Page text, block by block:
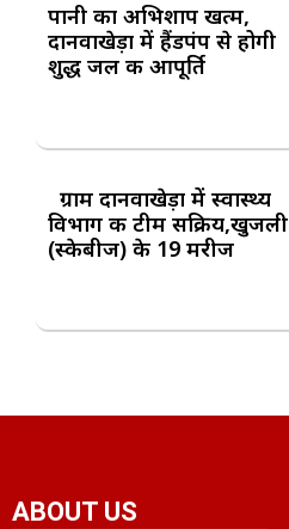
पानी का अभिशाप खत्म,
दानवाखेड़ा में हैंडपंप से होगी
शुद्ध जल की आपूर्ति
ग्राम दानवाखेड़ा में स्वास्थ्य
विभाग की टीम सक्रिय,खुजली
(स्केबीज) के 19 मरीज
ABOUT US